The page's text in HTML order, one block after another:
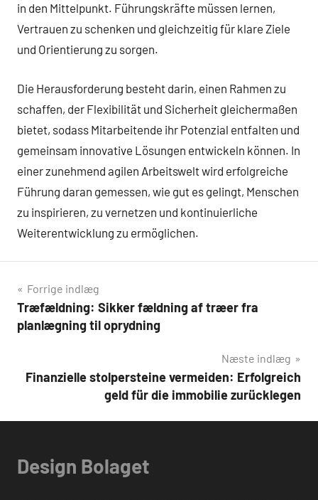
in den Mittelpunkt. Führungskräfte müssen lernen,
Vertrauen zu schenken und gleichzeitig für klare Ziele
und Orientierung zu sorgen.
Die Herausforderung besteht darin, einen Rahmen zu
schaffen, der Flexibilität und Sicherheit gleichermaßen
bietet, sodass Mitarbeitende ihr Potenzial entfalten und
gemeinsam innovative Lösungen entwickeln können. In
einer zunehmend agilen Arbeitswelt wird erfolgreiche
Führung daran gemessen, wie gut es gelingt, Menschen
zu inspirieren, zu vernetzen und kontinuierliche
Weiterentwicklung zu ermöglichen.
Indlægsnavigation
Forrige indlæg
Træfældning: Sikker fældning af træer fra
planlægning til oprydning
Næste indlæg
Finanzielle stolpersteine vermeiden: Erfolgreich
geld für die immobilie zurücklegen
Design Bolaget